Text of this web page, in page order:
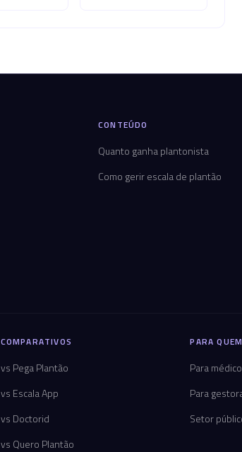
CONTEÚDO
Quanto ganha plantonista
Como gerir escala de plantão
COMPARATIVOS
vs Pega Plantão
vs Escala App
vs Doctorid
vs Quero Plantão
PARA
Para
Para
Setor